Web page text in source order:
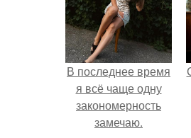
В последнее время
я всё чаще одну
закономерность
замечаю.